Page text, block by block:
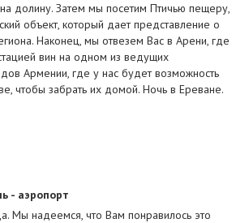
долину. Затем мы посетим Птичью пещеру,
объект, который дает представление о
Наконец, мы отвезем Вас в Арени, где
вин на одном из ведущих
Армении, где у нас будет возможность
чтобы забрать их домой. Ночь в Ереване.
- аэропорт
Мы надеемся, что Вам понравилось это